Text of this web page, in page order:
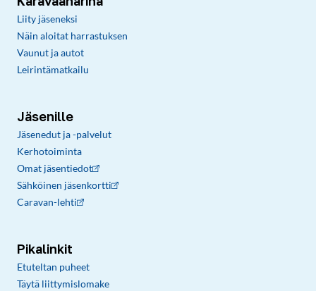
Liity jäseneksi
Näin aloitat harrastuksen
Vaunut ja autot
Leirintämatkailu
Jäsenille
Jäsenedut ja -palvelut
Kerhotoiminta
Omat jäsentiedot
Sähköinen jäsenkortti
Caravan-lehti
Pikalinkit
Etuteltan puheet
Täytä liittymislomake